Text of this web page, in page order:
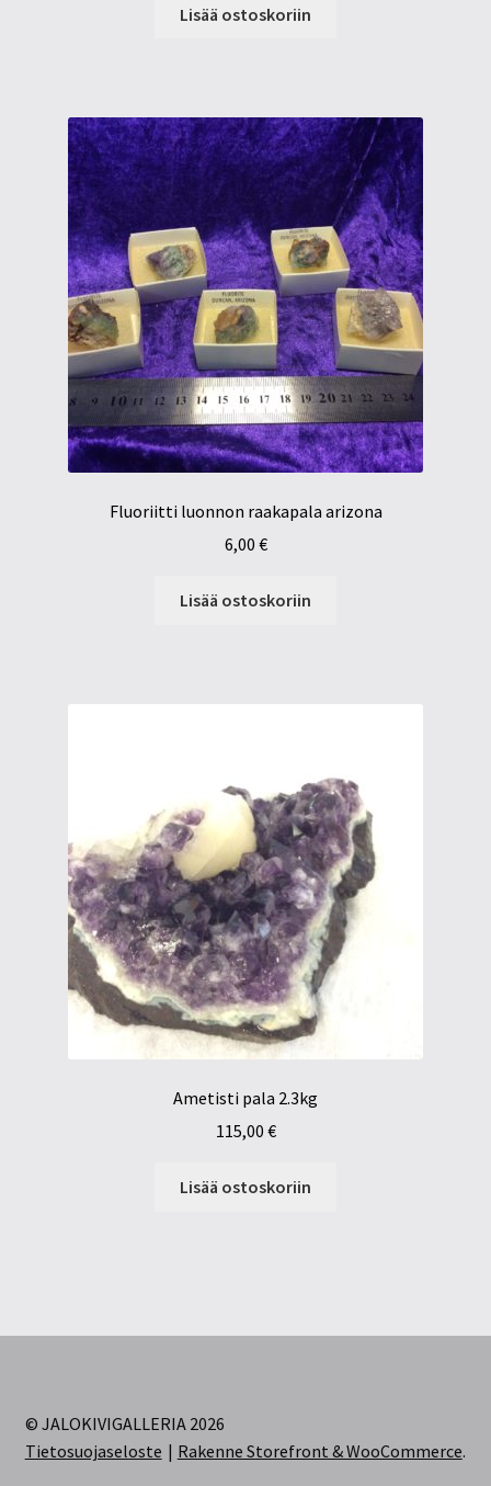
Lisää ostoskoriin
Fluoriitti luonnon raakapala arizona
6,00 €
Lisää ostoskoriin
Ametisti pala 2.3kg
115,00 €
Lisää ostoskoriin
© JALOKIVIGALLERIA 2026
Tietosuojaseloste
Rakenne Storefront & WooCommerce.